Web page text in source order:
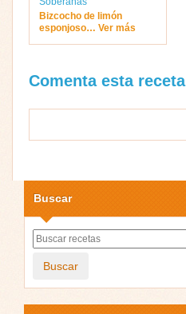
Bizcocho de limón
esponjoso… Ver más
Comenta esta receta
Buscar
Buscar